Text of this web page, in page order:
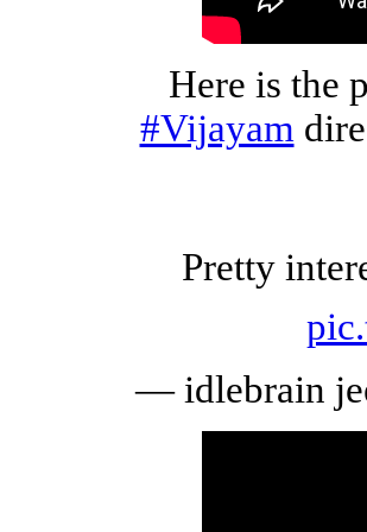
Here is the
#Vijayam
Pretty
— idlebrain